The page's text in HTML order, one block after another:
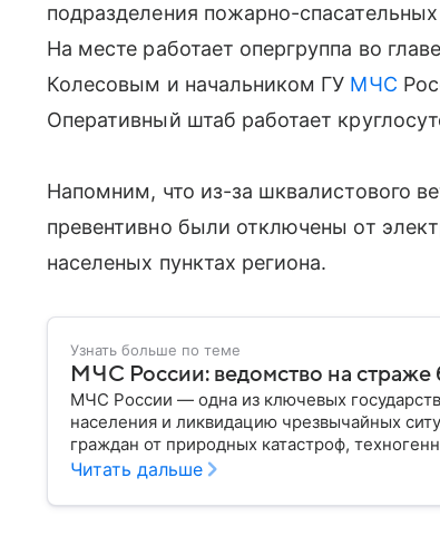
подразделения пожарно-
На месте работает опергруппа во
Колесовым и начальником ГУ МЧС
Оперативный штаб работает
Напомним, что из-за шквалистового
превентивно были отключены от
населеных пунктах региона.
Узнать больше по теме
МЧС России: ведомство на страже
МЧС России — одна из ключевых
населения и ликвидацию чрезвычайных
граждан от природных катастроф,
разбираем, что представляет собой МЧС,
Читать дальше